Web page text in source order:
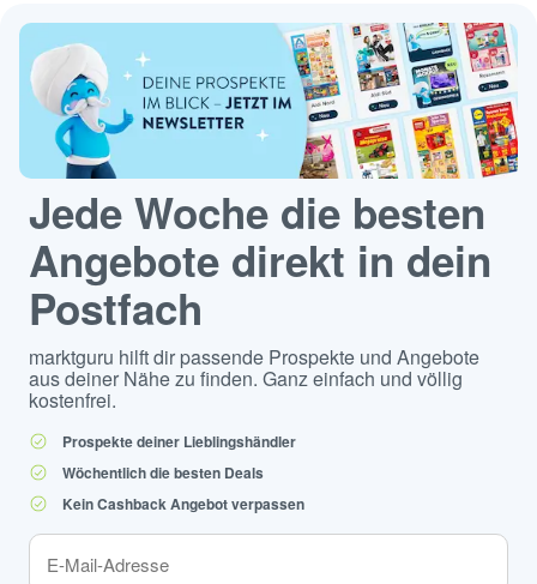
Jede Woche die besten
Angebote direkt in dein
Postfach
marktguru hilft dir passende Prospekte und Angebote
aus deiner Nähe zu finden. Ganz einfach und völlig
kostenfrei.
Prospekte deiner Lieblingshändler
Wöchentlich die besten Deals
Kein Cashback Angebot verpassen